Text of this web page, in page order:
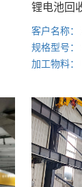
锂电池回
客户名称：
规格型号：
加工物料：